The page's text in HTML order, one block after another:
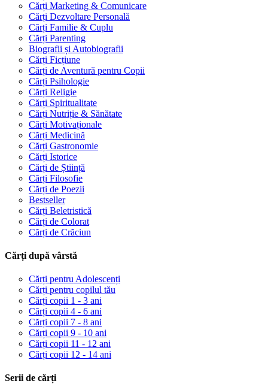
Cărți Marketing & Comunicare
Cărți Dezvoltare Personală
Cărți Familie & Cuplu
Cărți Parenting
Biografii și Autobiografii
Cărți Ficțiune
Cărți de Aventură pentru Copii
Cărți Psihologie
Cărți Religie
Cărți Spiritualitate
Cărți Nutriție & Sănătate
Cărți Motivaționale
Cărți Medicină
Cărți Gastronomie
Cărți Istorice
Cărți de Știință
Cărți Filosofie
Cărți de Poezii
Bestseller
Cărți Beletristică
Cărți de Colorat
Cărți de Crăciun
Cărți după vârstă
Cărți pentru Adolescenți
Cărți pentru copilul tău
Cărți copii 1 - 3 ani
Cărți copii 4 - 6 ani
Cărți copii 7 - 8 ani
Cărți copii 9 - 10 ani
Cărți copii 11 - 12 ani
Cărți copii 12 - 14 ani
Serii de cărți